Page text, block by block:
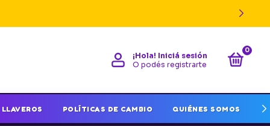
¡Hola! Iniciá sesión
O podés registrarte
0
LLAVEROS POLÍTICAS DE CAMBIO QUIÉNES SOMOS